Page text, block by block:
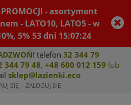
PROMOCJI - asortyment
- LATO10, LATO5 - w
5% 53dni 15:07:24
telefon 32 344 79
344 79 48, +48 600 012 159 lub
sklep@lazienki.eco
SIĘ ZALOGUJ SIĘ